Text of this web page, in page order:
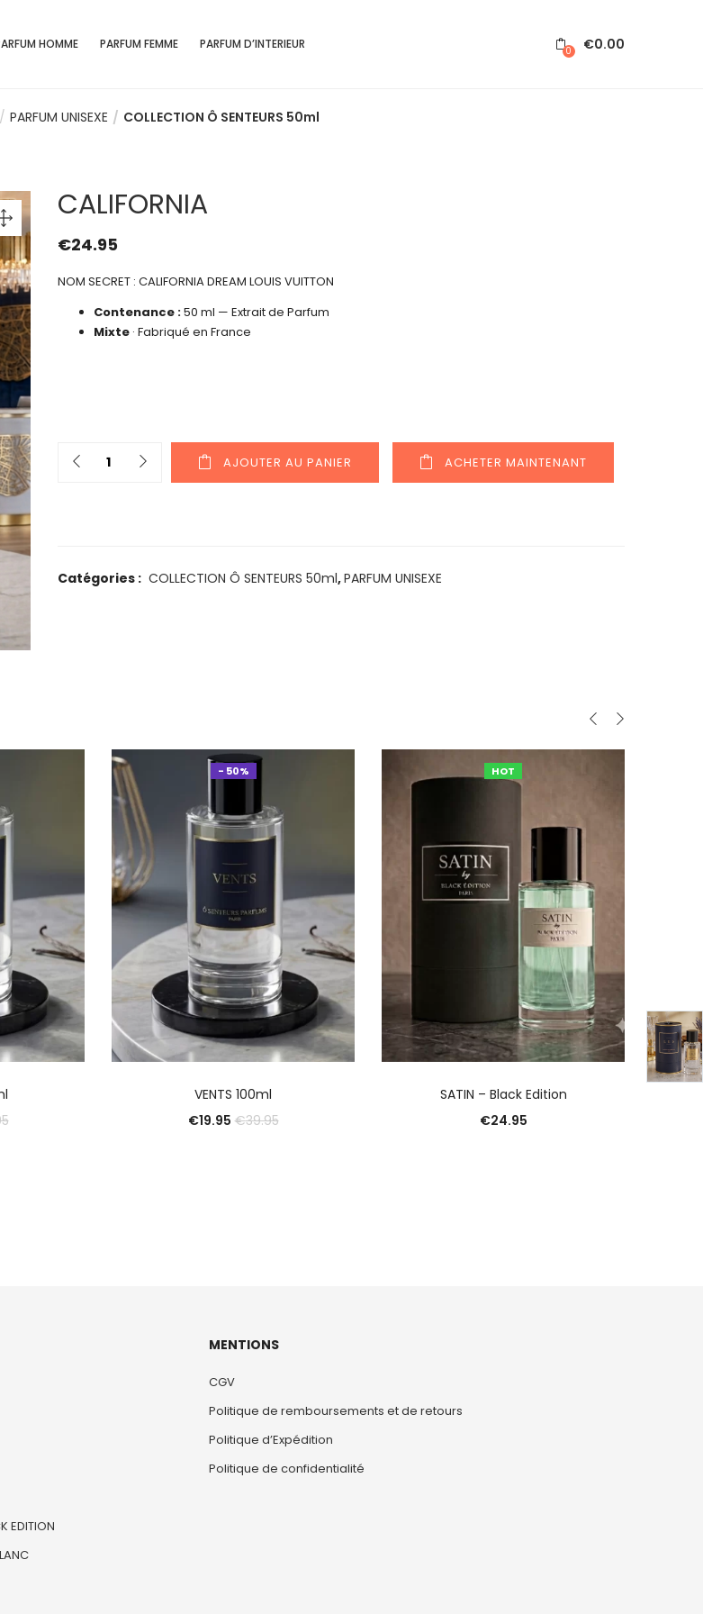
HOMME PARFUM FEMME PARFUM D’INTERIEUR 0 €0.00
PARFUM UNISEXE COLLECTION Ô SENTEURS 50ml
CALIFORNIA
€24.95
NOM SECRET : CALIFORNIA DREAM LOUIS VUITTON
Contenance :50 ml — Extrait de Parfum
Mixte · Fabriqué en France
AJOUTER AU PANIER ACHETER MAINTENANT
Catégories : COLLECTION Ô SENTEURS 50ml,PARFUM UNISEXE
- 50%
VENTS 100ml
€19.95 €39.95
HOT
SATIN – Black Edition
€24.95
EDITION
MENTIONS
CGV
Politique de remboursements et de retours
Politique d’Expédition
Politique de confidentialité